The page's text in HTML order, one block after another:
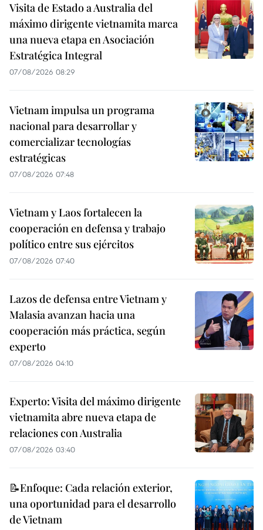
Visita de Estado a Australia del
máximo dirigente vietnamita marca
una nueva etapa en Asociación
Estratégica Integral
07/08/2026 08:29
Vietnam impulsa un programa
nacional para desarrollar y
comercializar tecnologías
estratégicas
07/08/2026 07:48
Vietnam y Laos fortalecen la
cooperación en defensa y trabajo
político entre sus ejércitos
07/08/2026 07:40
Lazos de defensa entre Vietnam y
Malasia avanzan hacia una
cooperación más práctica, según
experto
07/08/2026 04:10
Experto: Visita del máximo dirigente
vietnamita abre nueva etapa de
relaciones con Australia
07/08/2026 03:40
📝Enfoque: Cada relación exterior,
una oportunidad para el desarrollo
de Vietnam